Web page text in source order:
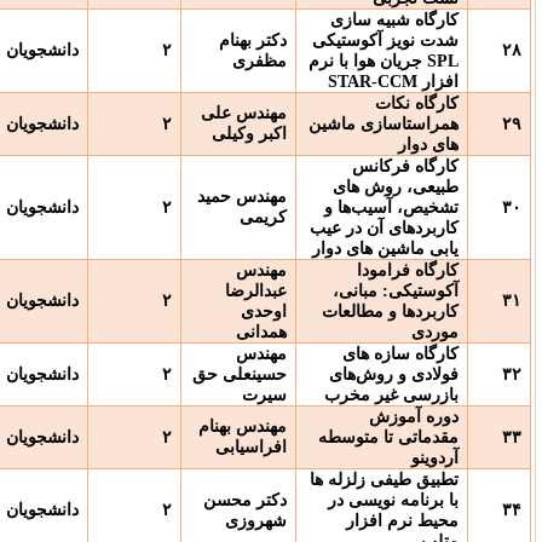
نرم
دکتر بهنام
مظفری
۲ دانشجویان
حضوری/ نیاز به
مهندس علی
اکبر وکیلی
۲ دانشجویان
حضوری/ نیاز به
و
مهندس حمید
کریمی
۲ دانشجویان
حضوری/ نیاز به
مهندس
عبدالرضا
اوحدی
همدانی
۲ دانشجویان
حضوری/ نیاز به
مهندس
حسینعلی حق
سیرت
۲ دانشجویان
مهندس بهنام
افراسیابی
۲ دانشجویان
در
دکتر محسن
شهروزی
۲ دانشجویان LMS